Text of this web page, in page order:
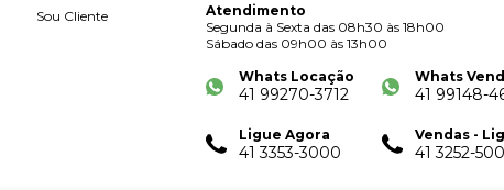
Sou Cliente
Atendimento
Segunda à Sexta das 08h30 às 18h00
Sábado das 09h00 às 13h00
Whats Locação
41 99270-3712
Whats
41 99148-
Ligue Agora
41 3353-3000
Vendas -
41 3252-